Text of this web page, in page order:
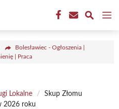
Bolesławiec - Ogłoszenia |
| Praca
Lokalne /
Skup Złomu
2026 roku